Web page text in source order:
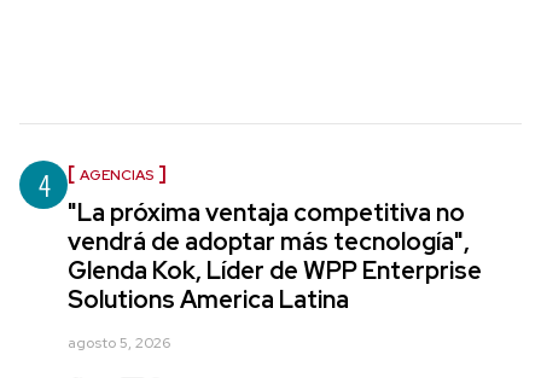
4 AGENCIAS
"La próxima ventaja competitiva no
vendrá de adoptar más tecnología",
Glenda Kok, Líder de WPP Enterprise
Solutions America Latina
agosto 5, 2026